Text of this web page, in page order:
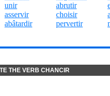
unir
asservir
abâtardir
abrutir
choisir
pervertir
THE VERB CHANCIR